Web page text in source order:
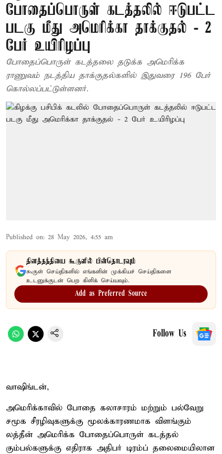
போதைப்பொருள் கடத்தலில் ஈடுபட்ட
படகு மீது அமெரிக்கா தாக்குதல் - 2
பேர் உயிரிழப்பு
போதைப்பொருள் கடத்தலை தடுக்க அமெரிக்க
ராணுவம் நடத்திய தாக்குதல்களில் இதுவரை 196 பேர்
கொல்லப்பட்டுள்ளனர்.
Published on: 28 May 2026, 4:55 am
தினத்தந்தியை கூகுளில் பின்தொடரவும்
கூகுள் செய்திகளில் எங்களின் முக்கியச் செய்திகளை
உடனுக்குடன் பெற கிளிக் செய்யவும்.
Add as Preferred Source
Follow Us
வாஷிங்டன்,
அமெரிக்காவில் போதை கலாசாரம் மற்றும் பல்வேறு
சமூக சீரழிவுகளுக்கு மூலக்காரணமாக விளங்கும்
லத்தீன் அமெரிக்க போதைப்பொருள் கடத்தல்
கும்பல்களுக்கு எதிராக அதிபர் டிரம்ப் தலைமையிலான